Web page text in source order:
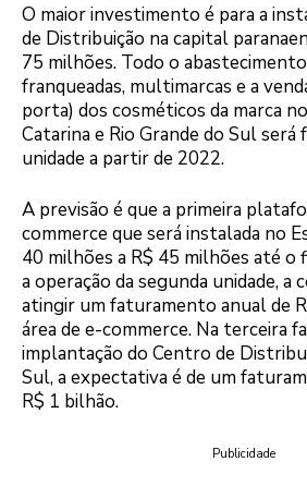
O maior investimento é para a
de Distribuição na capital
75 milhões. Todo o
franqueadas, multimarcas e a
porta) dos cosméticos da marca
Catarina e Rio Grande do Sul
unidade a partir de 2022.
A previsão é que a primeira
commerce que será instalada no
40 milhões a R$ 45 milhões até o
a operação da segunda unidade, a
atingir um faturamento anual de
área de e-commerce. Na terceira
implantação do Centro de
Sul, a expectativa é de um
R$ 1 bilhão.
Publicidade